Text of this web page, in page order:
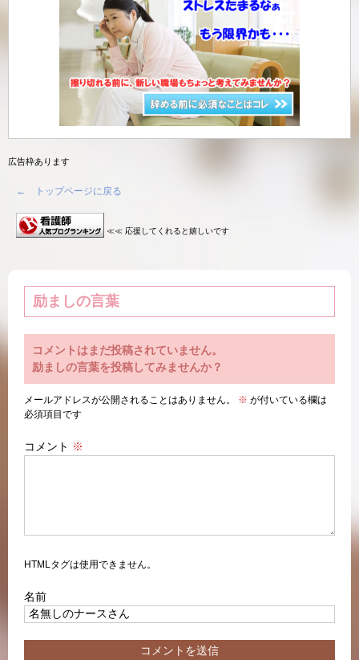
広告枠あります
← トップページに戻る
≪≪ 応援してくれると嬉しいです
励ましの言葉
コメントはまだ投稿されていません。
励ましの言葉を投稿してみませんか？
メールアドレスが公開されることはありません。 ※ が付いている欄は
必須項目です
コメント ※
HTMLタグは使用できません。
名前